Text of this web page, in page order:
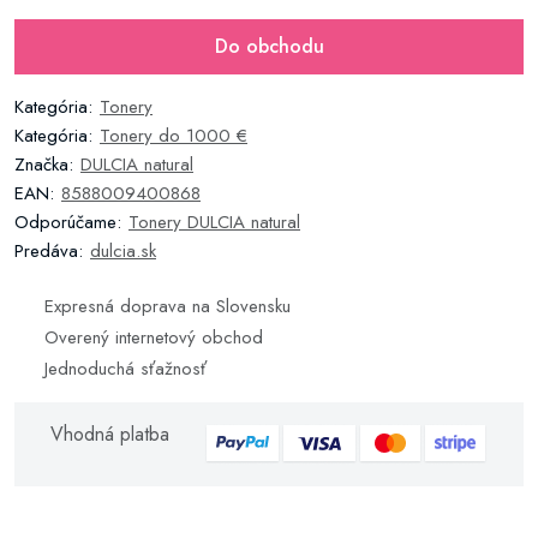
Do obchodu
Kategória: Tonery
Kategória: Tonery do 1000 €
Značka: DULCIA natural
EAN: 8588009400868
Odporúčame: Tonery DULCIA natural
Predáva: dulcia.sk
Expresná doprava na Slovensku
Overený internetový obchod
Jednoduchá sťažnosť
Vhodná platba